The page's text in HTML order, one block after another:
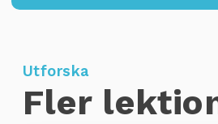
Utforska
Fler